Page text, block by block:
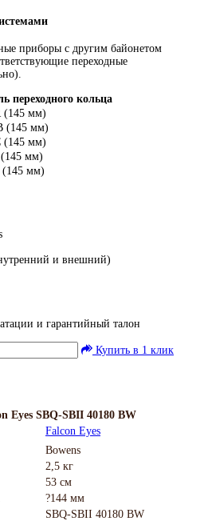
приборы с другим байонетом
переходные
переходного кольца
(145 мм)
(145 мм)
(145 мм)
мм)
(145 мм)
и внешний)
и гарантийный талон
Купить в 1 клик
Eyes SBQ-SBII 40180 BW
Falcon Eyes
Bowens
2,5 кг
53 см
?144 мм
SBQ-SBII 40180 BW